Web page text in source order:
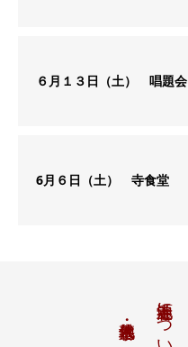
６月１３日（土） 唱題会
6月６日（土） 寺食堂
池上養源寺について